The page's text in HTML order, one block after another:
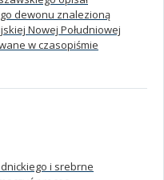
dewonu znalezioną
Nowej Południowej
w czasopiśmie
i srebrne